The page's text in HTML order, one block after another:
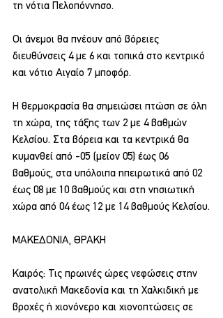
τη νότια Πελοπόννησο.
Οι άνεμοι θα πνέουν από βόρειες
διευθύνσεις 4 με 6 και τοπικά στο κεντρικό
και νότιο Αιγαίο 7 μποφόρ.
Η θερμοκρασία θα σημειώσει πτώση σε όλη
τη χώρα, της τάξης των 2 με 4 βαθμών
Κελσίου. Στα βόρεια και τα κεντρικά θα
κυμανθεί από -05 (μείον 05) έως 06
βαθμούς, στα υπόλοιπα ηπειρωτικά από 02
έως 08 με 10 βαθμούς και στη νησιωτική
χώρα από 04 έως 12 με 14 βαθμούς Κελσίου.
ΜΑΚΕΔΟΝΙΑ, ΘΡΑΚΗ
Καιρός: Τις πρωινές ώρες νεφώσεις στην
ανατολική Μακεδονία και τη Χαλκιδική με
βροχές ή χιονόνερο και χιονοπτώσεις σε